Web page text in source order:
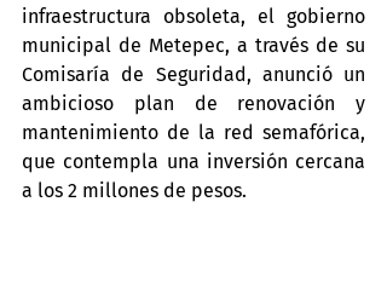
infraestructura obsoleta, el gobierno
municipal de Metepec, a través de su
Comisaría de Seguridad, anunció un
ambicioso plan de renovación y
mantenimiento de la red semafórica,
que contempla una inversión cercana
a los 2 millones de pesos.